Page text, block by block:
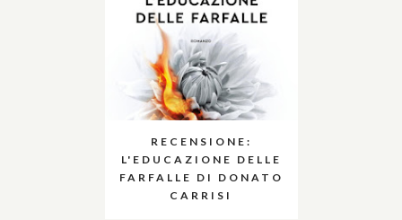
RECENSIONE:
L'EDUCAZIONE DELLE
FARFALLE DI DONATO
CARRISI